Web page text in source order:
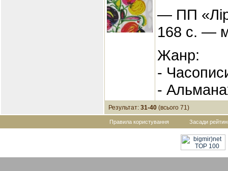
— ПП
168 с. —
Жанр:
-
-
Результат: 31-40 (всього 71)
Правила користування Засади